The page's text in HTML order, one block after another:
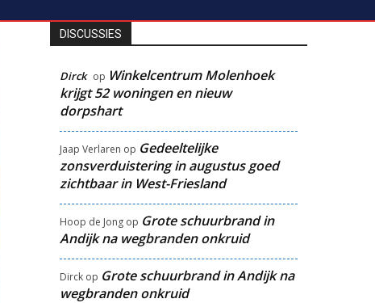
DISCUSSIES
Dirck op Winkelcentrum Molenhoek
krijgt 52 woningen en nieuw
dorpshart
Jaap Verlaren op Gedeeltelijke
zonsverduistering in augustus goed
zichtbaar in West-Friesland
Hoop de Jongop Grote schuurbrand in
Andijk na wegbranden onkruid
Dirckop Grote schuurbrand in Andijk na
wegbranden onkruid